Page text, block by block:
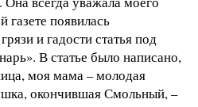
газете появилась
и гадости статья под
В статье было написано,
моя мама – молодая
окончившая Смольный, –